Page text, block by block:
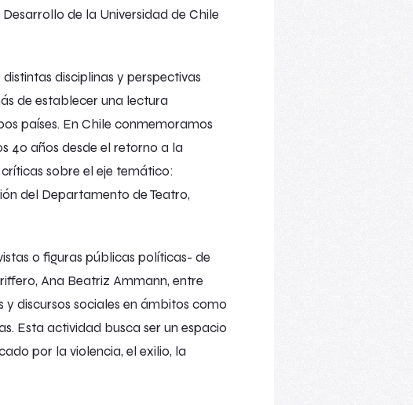
de la Universidad de Chile
disciplinas y perspectivas
de establecer una lectura
países. En Chile conmemoramos
40 años desde el retorno a la
sobre el eje temático:
del Departamento de Teatro,
o figuras públicas políticas- de
Ana Beatriz Ammann, entre
discursos sociales en ámbitos como
Esta actividad busca ser un espacio
por la violencia, el exilio, la